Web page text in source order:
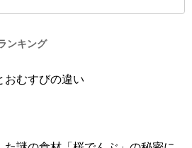
ンキング
おむすびの違い